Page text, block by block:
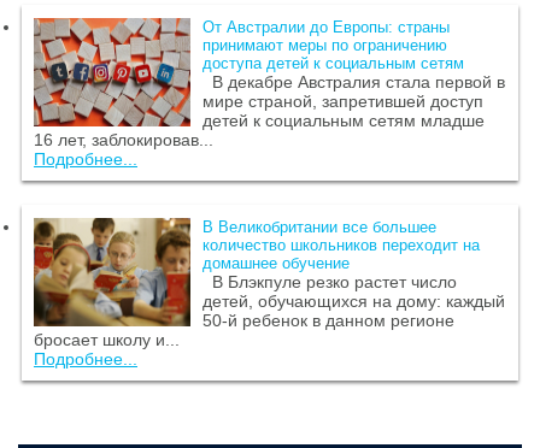
От Австралии до Европы: страны
принимают меры по ограничению
доступа детей к социальным сетям
В декабре Австралия стала первой в
мире страной, запретившей доступ
детей к социальным сетям младше
16 лет, заблокировав...
Подробнее...
В Великобритании все большее
количество школьников переходит на
домашнее обучение
В Блэкпуле резко растет число
детей, обучающихся на дому: каждый
50-й ребенок в данном регионе
бросает школу и...
Подробнее...